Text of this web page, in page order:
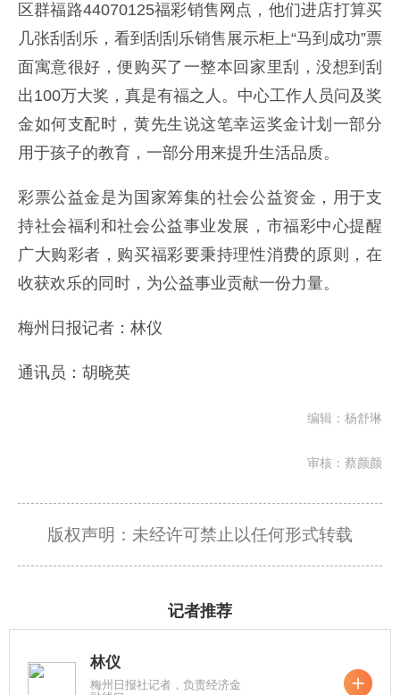
区群福路44070125福彩销售网点，他们进店打算买
几张刮刮乐，看到刮刮乐销售展示柜上“马到成功”票
面寓意很好，便购买了一整本回家里刮，没想到刮
出100万大奖，真是有福之人。中心工作人员问及奖
金如何支配时，黄先生说这笔幸运奖金计划一部分
用于孩子的教育，一部分用来提升生活品质。
彩票公益金是为国家筹集的社会公益资金，用于支
持社会福利和社会公益事业发展，市福彩中心提醒
广大购彩者，购买福彩要秉持理性消费的原则，在
收获欢乐的同时，为公益事业贡献一份力量。
梅州日报记者：林仪
通讯员：胡晓英
编辑：杨舒琳
审核：蔡颜颜
版权声明：未经许可禁止以任何形式转载
记者推荐
林仪
梅州日报社记者，负责经济金